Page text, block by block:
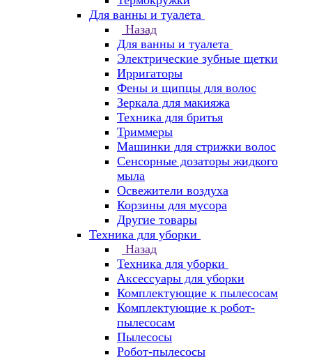
Для ванны и туалета
Назад
Для ванны и туалета
Электрические зубные щетки
Ирригаторы
Фены и щипцы для волос
Зеркала для макияжа
Техника для бритья
Триммеры
Машинки для стрижки волос
Сенсорные дозаторы жидкого
мыла
Освежители воздуха
Корзины для мусора
Другие товары
Техника для уборки
Назад
Техника для уборки
Аксессуары для уборки
Комплектующие к пылесосам
Комплектующие к робот-
пылесосам
Пылесосы
Робот-пылесосы